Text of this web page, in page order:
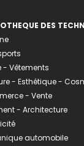
DES
- Vêtements
- Esthétique -
- Vente
- Architecture
automobile